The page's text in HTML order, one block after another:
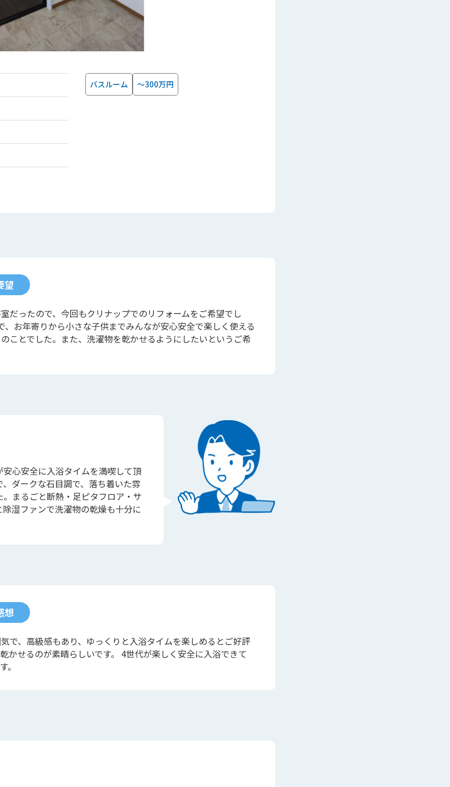
バスルーム ～300万円
望
だったので、今回もクリナップでのリフォームをご希望でし
、お年寄りから小さな子供までみんなが安心安全で楽しく使える
ことでした。また、洗濯物を乾かせるようにしたいというご希
心安全に入浴タイムを満喫して頂
ダークな石目調で、落ち着いた雰
まるごと断熱・足ピタフロア・サ
湿ファンで洗濯物の乾燥も十分に
想
で、高級感もあり、ゆっくりと入浴タイムを楽しめるとご好評
かせるのが素晴らしいです。 4世代が楽しく安全に入浴できて
。